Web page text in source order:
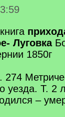
Луговка
1850г
уезда. Т. 2
–